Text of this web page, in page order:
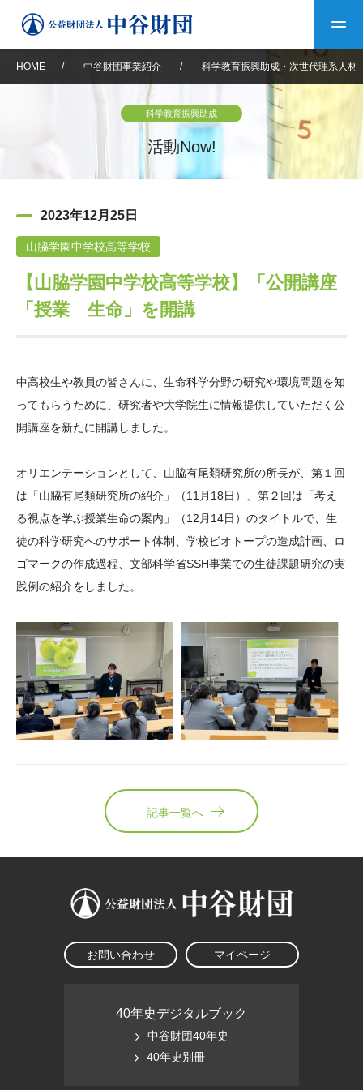
中谷財団について
設立趣意書
沿革 40年史デジタルブック
中谷財団40年史
役員・評議員 公開情報
年報一覧
中谷財団事業紹介
神戸賞 長期大型研究助成
大学院生奨学金
国際学生交流プログラ
ム
次世代理系人材育成プ
ログラム助成
中谷財団動画紹介
その他情報
アクセス よくあるご質問
日本語 English
HOME / 中谷財団事業紹介 / 科学教育振興助成・次世代理系人材
科学教育振興助成
活動Now!
2023年12月25日
山脇学園中学校高等学校
【山脇学園中学校高等学校】「公開講座
「授業 生命」を開講
中高校生や教員の皆さんに、生命科学分野の研究や環境問題を知
ってもらうために、研究者や大学院生に情報提供していただく公
開講座を新たに開講しました。
オリエンテーションとして、山脇有尾類研究所の所長が、第１回
は「山脇有尾類研究所の紹介」（11月18日）、第２回は「考え
る視点を学ぶ授業生命の案内」（12月14日）のタイトルで、生
徒の科学研究へのサポート体制、学校ビオトープの造成計画、ロ
ゴマークの作成過程、文部科学省SSH事業での生徒課題研究の実
践例の紹介をしました。
記事一覧へ
お問い合わせ マイページ
40年史デジタルブック
中谷財団40年史
40年史別冊